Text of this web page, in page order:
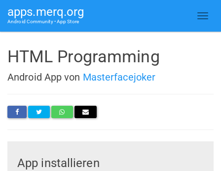
apps.merq.org
Android Community • App Store
HTML Programming
Android App von Masterfacejoker
App installieren